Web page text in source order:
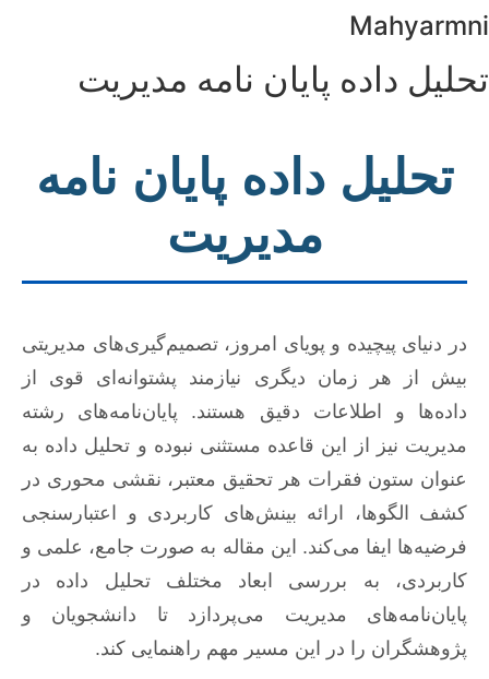
Mahyarmni
تحلیل داده پایان نامه مدیریت
تحلیل داده پایان نامه
مدیریت
در دنیای پیچیده و پویای امروز، تصمیم‌گیری‌های مدیریتی
بیش از هر زمان دیگری نیازمند پشتوانه‌ای قوی از
داده‌ها و اطلاعات دقیق هستند. پایان‌نامه‌های رشته
مدیریت نیز از این قاعده مستثنی نبوده و تحلیل داده به
عنوان ستون فقرات هر تحقیق معتبر، نقشی محوری در
کشف الگوها، ارائه بینش‌های کاربردی و اعتبارسنجی
فرضیه‌ها ایفا می‌کند. این مقاله به صورت جامع، علمی و
کاربردی، به بررسی ابعاد مختلف تحلیل داده در
پایان‌نامه‌های مدیریت می‌پردازد تا دانشجویان و
پژوهشگران را در این مسیر مهم راهنمایی کند.